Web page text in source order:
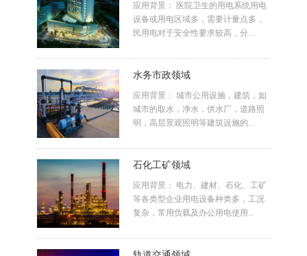
应用背景： 医院卫生的用电系统用电
设备或用电区域多，需要计量点多，
民用电对于安全性要求较高，分...
水务市政领域
应用背景： 城市公用设施，建筑，如
城市的取水，净水，供水厂，道路照
明，高层景观照明等建筑设施的...
石化工矿领域
应用背景： 电力、建材、石化、工矿
等各类型企业用电设备种类多，工况
复杂，常用负载及办公用电使用...